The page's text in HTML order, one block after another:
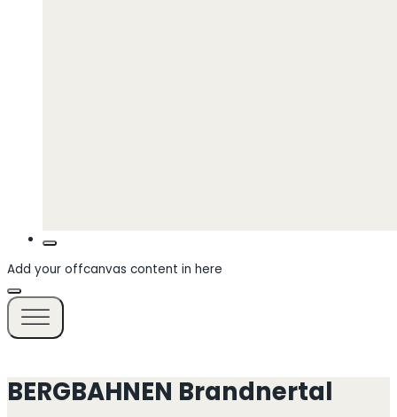
Add your offcanvas content in here
BERGBAHNEN Brandnertal